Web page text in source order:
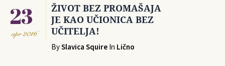
23
apr2016
ŽIVOT BEZ PROMAŠAJA
JE KAO UČIONICA BEZ
UČITELJA!
BySlavica Squire In Lično